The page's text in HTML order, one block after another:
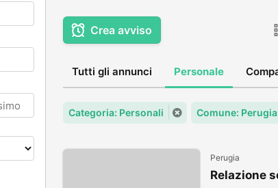
Crea avviso
Tutti gli annunci Personale
Categoria: Personali Comune: Perugia
Perugia
Relazione